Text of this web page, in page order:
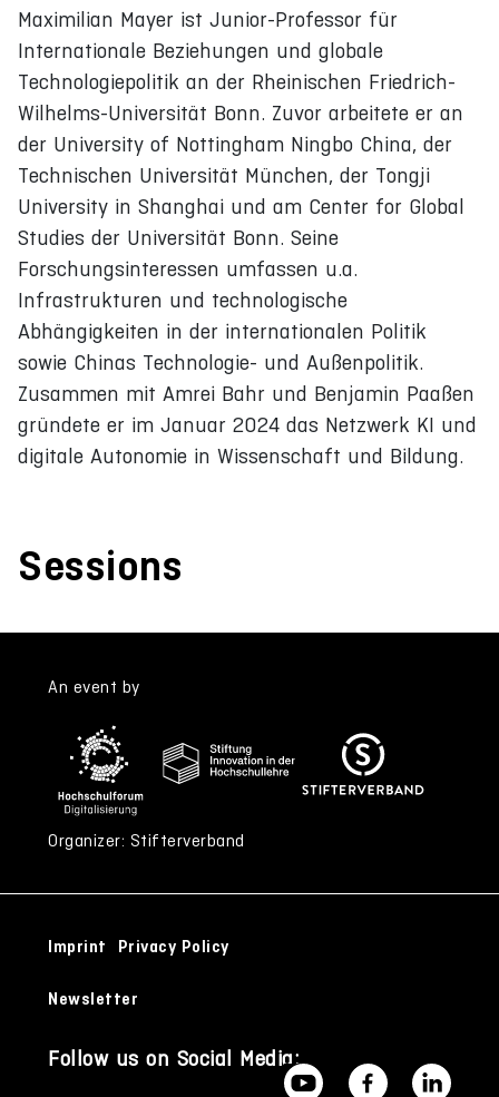
Maximilian Mayer ist Junior-Professor für
Internationale Beziehungen und globale
Technologiepolitik an der Rheinischen Friedrich-
Wilhelms-Universität Bonn. Zuvor arbeitete er an
der University of Nottingham Ningbo China, der
Technischen Universität München, der Tongji
University in Shanghai und am Center for Global
Studies der Universität Bonn. Seine
Forschungsinteressen umfassen u.a.
Infrastrukturen und technologische
Abhängigkeiten in der internationalen Politik
sowie Chinas Technologie- und Außenpolitik.
Zusammen mit Amrei Bahr und Benjamin Paaßen
gründete er im Januar 2024 das Netzwerk KI und
digitale Autonomie in Wissenschaft und Bildung.
Sessions
An event by
Organizer: Stifterverband
Imprint Privacy Policy
Newsletter
Follow us on Social Media: